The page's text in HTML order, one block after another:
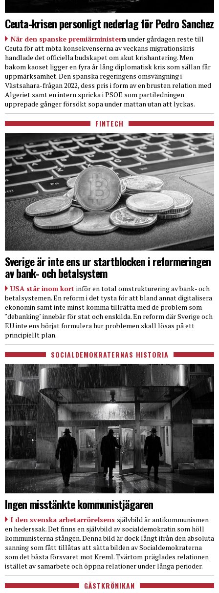
Ceuta-krisen personligt nederlag för Pedro Sanchez
När den spanske premiärministernunder gårdagen reste till
Ceuta för att möta konsekvenserna av veckans migrationskris
handlade det officiella budskapet om akut krishantering. Men
bakom kaoset ligger en fyra år lång diplomatisk kris som sällan får
uppmärksamhet. Den spanska regeringens omsvängning i
Västsahara-frågan 2022, dess pris i form av en brusten relation med
Algeriet samt en intern spricka i PSOE som partiledningen
upprepade gånger försökt sopa under mattan utan att lyckas.
FINTECH
Sverige är inte ens ur startblocken i reformeringen
av bank- och betalsystem
USA står inom kort inför en total omstrukturering av bank- och
betalsystemen. En reform i det tysta för att bland annat digitalisera
ekonomin samt inte minst komma tillrätta med de problem som
"debanking" innebär för stat och enskilda. En reform där Sverige och
EU inte ens börjat formulera hur problemen skall lösas på ett
principiellt plan.
SOCIALDEMOKRATERNAS HISTORIA
Ingen misstänkte kommunistjägaren
I den svenska arbetarrörelsens självbild är antikommunismen
en hederssak. Det finns en självbild av socialdemokratin som höll
kommunisterna stången. Denna bild är dock långt ifrån den absoluta
sanning som fått tillåtas att sätta bilden av Socialdemokraterna
som det bästa försvaret mot Kreml. Tvärtom präglades relationen
istället av samarbete och öppna relationer under långa perioder.
GÄSTKRÖNIKAN